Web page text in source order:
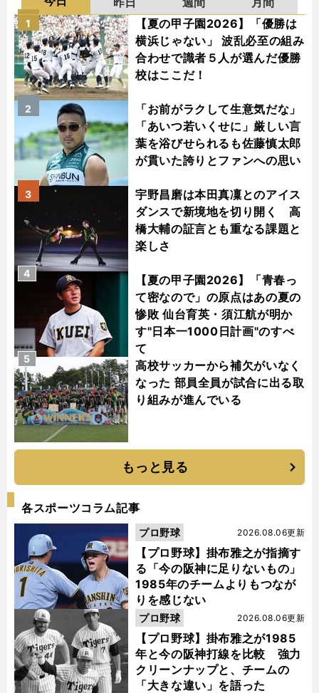
【夏の甲子園2026】「優勝は
横浜じゃない」 波乱必至の組み
合わせで識者５人が選んだ優勝
校はここだ！
1
「お前がラクして生意気だな」
「あいつ若いくせに」厳しい言
葉を浴びせられるも佐藤慎太郎
が貫いた誇りとファンへの思い
2
宇野昌磨は本田真凜とのアイス
ダンスで新境地を切り開く 高
橋大輔の証言とも重なる課題と
楽しさ
3
【夏の甲子園2026】「青春っ
て密なので」の原点はあの夏の
惨敗 仙台育英・須江航が明か
す"日本一1000日計画"のすべ
て
4
高校サッカーから補欠がいなく
なった 部員全員が試合に出る取
り組みが進んでいる
5
もっと見る
各スポーツコラム記事
【プロ野球】掛布雅之が指摘す
る「今の阪神に足りないもの」
1985年のチームよりもつなが
りを感じない
2026.08.06更新
プロ野球
【プロ野球】掛布雅之が1985
年と今の阪神打線を比較 強力
クリーンナップと、チームの
「大きな違い」を語った
2026.08.06更新
プロ野球